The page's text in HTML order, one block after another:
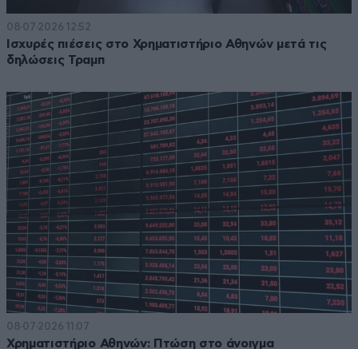
08·07·2026 12:52
Ισχυρές πιέσεις στο Χρηματιστήριο Αθηνών μετά τις
δηλώσεις Τραμπ
08·07·2026 11:07
Χρηματιστήριο Αθηνών: Πτώση στο άνοιγμα